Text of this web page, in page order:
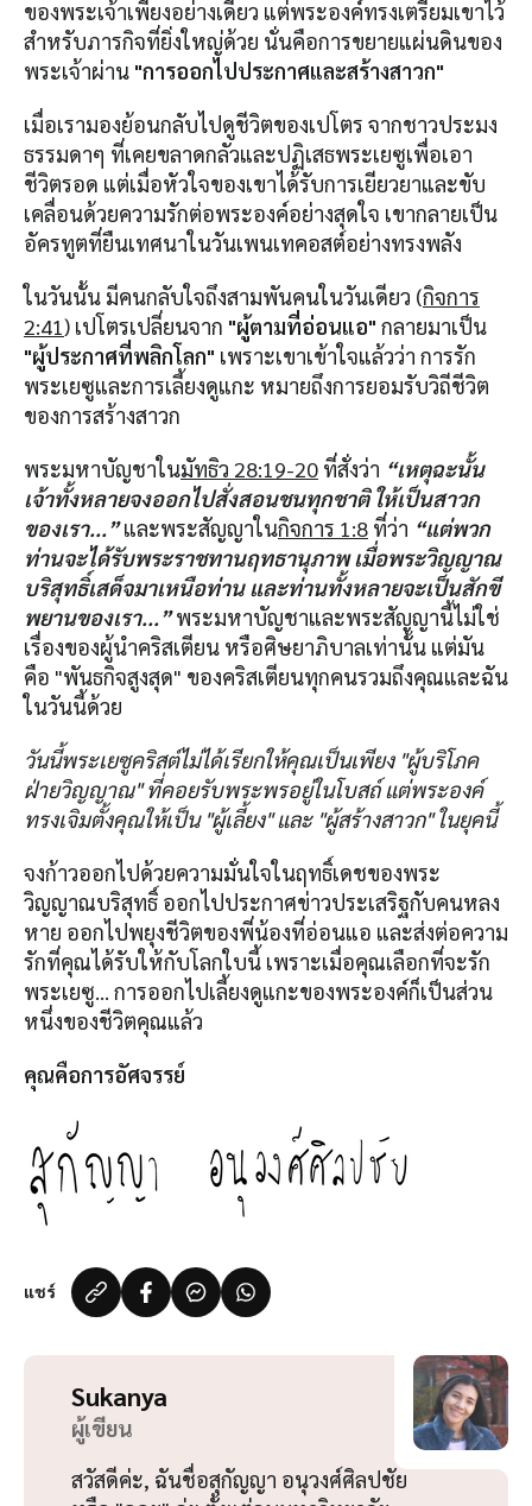
ของพระเจ้าเพียงอย่างเดียว แต่พระองค์ทรงเตรียมเขาไว้
สำหรับภารกิจที่ยิ่งใหญ่ด้วย นั่นคือการขยายแผ่นดินของ
พระเจ้าผ่าน "การออกไปประกาศและสร้างสาวก"
เมื่อเรามองย้อนกลับไปดูชีวิตของเปโตร จากชาวประมง
ธรรมดาๆ ที่เคยขลาดกลัวและปฏิเสธพระเยซูเพื่อเอา
ชีวิตรอด แต่เมื่อหัวใจของเขาได้รับการเยียวยาและขับ
เคลื่อนด้วยความรักต่อพระองค์อย่างสุดใจ เขากลายเป็น
อัครทูตที่ยืนเทศนาในวันเพนเทคอสต์อย่างทรงพลัง
ในวันนั้น มีคนกลับใจถึงสามพันคนในวันเดียว (กิจการ
2:41) เปโตรเปลี่ยนจาก "ผู้ตามที่อ่อนแอ" กลายมาเป็น
"ผู้ประกาศที่พลิกโลก" เพราะเขาเข้าใจแล้วว่า การรัก
พระเยซูและการเลี้ยงดูแกะ หมายถึงการยอมรับวิถีชีวิต
ของการสร้างสาวก
พระมหาบัญชาในมัทธิว 28:19-20 ที่สั่งว่า “เหตุฉะนั้น
เจ้าทั้งหลายจงออกไปสั่งสอนชนทุกชาติ ให้เป็นสาวก
ของเรา...”และพระสัญญาในกิจการ 1:8 ที่ว่า “แต่พวก
ท่านจะได้รับพระราชทานฤทธานุภาพ เมื่อพระวิญญาณ
บริสุทธิ์เสด็จมาเหนือท่าน และท่านทั้งหลายจะเป็นสักขี
พยานของเรา...”พระมหาบัญชาและพระสัญญานี้ไม่ใช่
เรื่องของผู้นำคริสเตียน หรือศิษยาภิบาลเท่านั้น แต่มัน
คือ "พันธกิจสูงสุด" ของคริสเตียนทุกคนรวมถึงคุณและฉัน
ในวันนี้ด้วย
วันนี้พระเยซูคริสต์ไม่ได้เรียกให้คุณเป็นเพียง "ผู้บริโภค
ฝ่ายวิญญาณ" ที่คอยรับพระพรอยู่ในโบสถ์ แต่พระองค์
ทรงเจิมตั้งคุณให้เป็น "ผู้เลี้ยง" และ "ผู้สร้างสาวก" ในยุคนี้
จงก้าวออกไปด้วยความมั่นใจในฤทธิ์เดชของพระ
วิญญาณบริสุทธิ์ ออกไปประกาศข่าวประเสริฐกับคนหลง
หาย ออกไปพยุงชีวิตของพี่น้องที่อ่อนแอ และส่งต่อความ
รักที่คุณได้รับให้กับโลกใบนี้ เพราะเมื่อคุณเลือกที่จะรัก
พระเยซู… การออกไปเลี้ยงดูแกะของพระองค์ก็เป็นส่วน
หนึ่งของชีวิตคุณแล้ว
คุณคือการอัศจรรย์
แชร์
Sukanya
ผู้เขียน
สวัสดีค่ะ, ฉันชื่อสุกัญญา อนุวงศ์ศิลปชัย